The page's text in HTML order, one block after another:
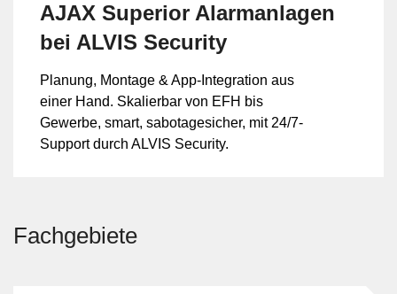
AJAX Superior Alarmanlagen
bei ALVIS Security
Planung, Montage & App-Integration aus
einer Hand. Skalierbar von EFH bis
Gewerbe, smart, sabotagesicher, mit 24/7-
Support durch ALVIS Security.
Fachgebiete